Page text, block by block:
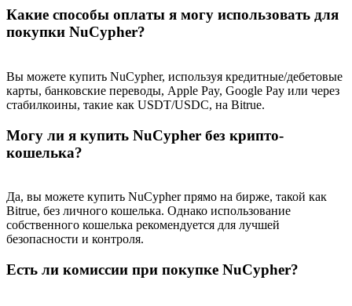
Register & Trade to Win 500,000 USDT
Precious Metals Trading Carnival
Trade Gold & Silver · 33,333 USDT Bonus
USDT Flexible Staking | Daily Rewards
BTC New User Exclusive: 6.5% APR
Какие способы оплаты я могу использовать для
покупки NuCypher?
Вы можете купить NuCypher, используя кредитные/дебетовые
карты, банковские переводы, Apple Pay, Google Pay или через
стабилкоины, такие как USDT/USDC, на Bitrue.
Могу ли я купить NuCypher без крипто-
кошелька?
Да, вы можете купить NuCypher прямо на бирже, такой как
Bitrue, без личного кошелька. Однако использование
собственного кошелька рекомендуется для лучшей
безопасности и контроля.
Есть ли комиссии при покупке NuCypher?